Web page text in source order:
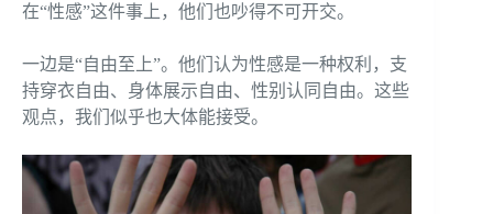
在“性感”这件事上，他们也吵得不可开交。
一边是“自由至上”。他们认为性感是一种权利，支
持穿衣自由、身体展示自由、性别认同自由。这些
观点，我们似乎也大体能接受。